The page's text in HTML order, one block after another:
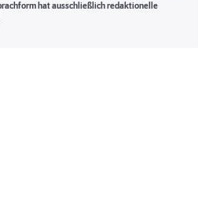
hat ausschließlich redaktionelle